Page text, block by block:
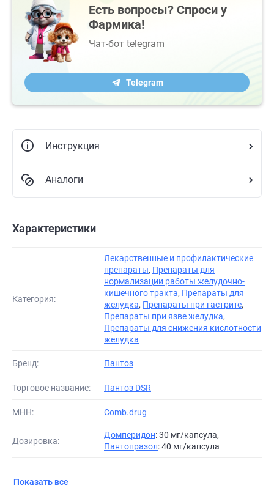
Есть вопросы? Спроси у
Фармика!
Чат-бот telegram
Telegram
Инструкция
Аналоги
Характеристики
Категория:
Лекарственные и профилактические
препараты, Препараты для
нормализации работы желудочно-
кишечного тракта, Препараты для
желудка, Препараты при гастрите,
Препараты при язве желудка,
Препараты для снижения кислотности
желудка
Бренд: Пантоз
Торговое название: Пантоз DSR
МНН: Comb.drug
Дозировка:
Домперидон: 30 мг/капсула,
Пантопразол: 40 мг/капсула
Показать все